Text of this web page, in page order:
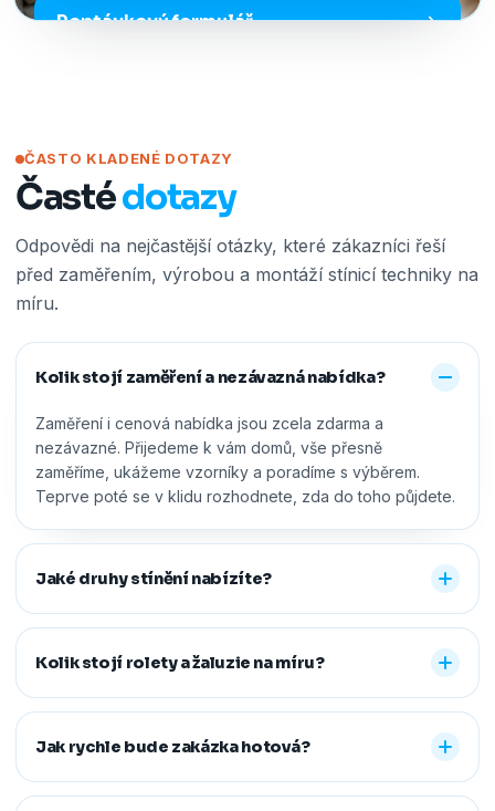
Poptávkový formulář
ČASTO KLADENÉ DOTAZY
Častédotazy
Odpovědi na nejčastější otázky, které zákazníci řeší
před zaměřením, výrobou a montáží stínicí techniky na
míru.
Kolik stojí zaměření a nezávazná nabídka?
Zaměření i cenová nabídka jsou zcela zdarma a
nezávazné. Přijedeme k vám domů, vše přesně
zaměříme, ukážeme vzorníky a poradíme s výběrem.
Teprve poté se v klidu rozhodnete, zda do toho půjdete.
Jaké druhy stínění nabízíte?
Nabízíme vnitřní i venkovní stínění na míru: rolety den a
noc, plisé rolety, římské, látkové a termo rolety, vertikální,
dřevěné, bambusové i hliníkové žaluzie a sítě proti
hmyzu. Vyrobíme řešení pro běžná, střešní i atypická
Kolik stojí rolety a žaluzie na míru?
Konečná cena se odvíjí od zvoleného typu stínění a jeho
vodicích lišt, rozměru oken i vybrané látky či dekoru.
Přesnou cenovou nabídku vám připravíme zdarma.
Jak rychle bude zakázka hotová?
Standardní dodací lhůta je 7–14 pracovních dní od